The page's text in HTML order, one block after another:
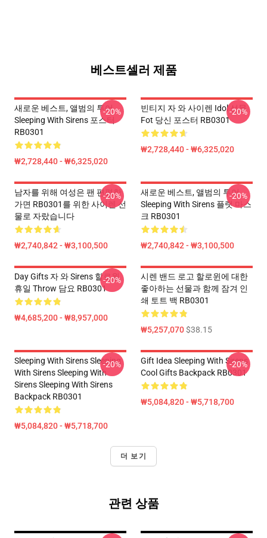
베스트셀러 제품
새로운 베스트, 앨범의 투어
Sleeping With Sirens 포스터
RB0301
₩2,728,440 - ₩6,325,020
-20%
빈티지 자 와 사이렌 Idol 선물
Fot 당신 포스터 RB0301
₩2,728,440 - ₩6,325,020
-20%
남자를 위해 여성은 팬 편평한
가면 RB0301를 위한 사이렌 선
물로 자랐습니다
₩2,740,842 - ₩3,100,500
-20%
새로운 베스트, 앨범의 투어
Sleeping With Sirens 플랫 마스
크 RB0301
₩2,740,842 - ₩3,100,500
-20%
Day Gifts 자 와 Sirens 할로윈
휴일 Throw 담요 RB0301
₩4,685,200 - ₩8,957,000
-20%
시렌 밴드 로고 할로윈에 대한
좋아하는 선물과 함께 잠겨 인
쇄 토트 백 RB0301
₩5,257,070$38.15
Sleeping With Sirens Sleeping
With Sirens Sleeping With
Sirens Sleeping With Sirens
Backpack RB0301
₩5,084,820 - ₩5,718,700
-20%
Gift Idea Sleeping With Sirens
Cool Gifts Backpack RB0301
₩5,084,820 - ₩5,718,700
-20%
더 보기
관련 상품